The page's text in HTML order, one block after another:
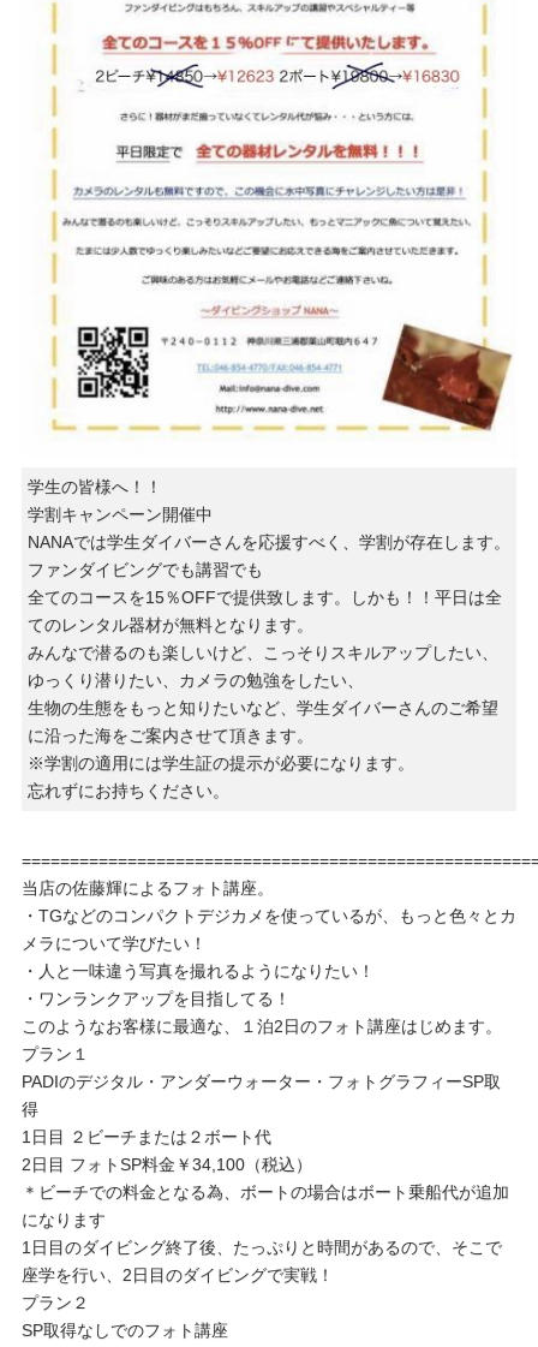
学生の皆様へ！！
学割キャンペーン開催中
NANAでは学生ダイバーさんを応援すべく、学割が存在します。
ファンダイビングでも講習でも
全てのコースを15％OFFで提供致します。しかも！！平日は全
てのレンタル器材が無料となります。
みんなで潜るのも楽しいけど、こっそりスキルアップしたい、
ゆっくり潜りたい、カメラの勉強をしたい、
生物の生態をもっと知りたいなど、学生ダイバーさんのご希望
に沿った海をご案内させて頂きます。
※学割の適用には学生証の提示が必要になります。
忘れずにお持ちください。
当店の佐藤輝によるフォト講座。
・TGなどのコンパクトデジカメを使っているが、もっと色々とカ
メラについて学びたい！
・人と一味違う写真を撮れるようになりたい！
・ワンランクアップを目指してる！
このようなお客様に最適な、１泊2日のフォト講座はじめます。
プラン１
PADIのデジタル・アンダーウォーター・フォトグラフィーSP取
得
1日目 ２ビーチまたは２ボート代
2日目 フォトSP料金￥34,100（税込）
＊ビーチでの料金となる為、ボートの場合はボート乗船代が追加
になります
1日目のダイビング終了後、たっぷりと時間があるので、そこで
座学を行い、2日目のダイビングで実戦！
プラン２
SP取得なしでのフォト講座